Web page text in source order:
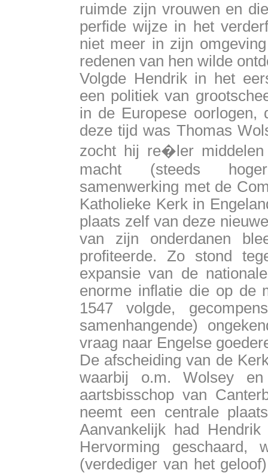
ruimde zijn vrouwen en
perfide wijze in het
niet meer in zijn
redenen van hen wilde
Volgde Hendrik in het
een politiek van
in de Europese oorlogen,
deze tijd was Thomas
zocht hij re�ler
macht (steeds hoger
samenwerking met de
Katholieke Kerk in
plaats zelf van deze
van zijn onderdanen
profiteerde. Zo stond
expansie van de
enorme inflatie die op de
1547 volgde,
samenhangende)
vraag naar Engelse
De afscheiding van de
waarbij o.m. Wolsey
aartsbisschop van
neemt een centrale
Aanvankelijk had
Hervorming
(verdediger van het